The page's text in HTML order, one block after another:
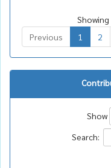
Previous
1 2
Show
Search: